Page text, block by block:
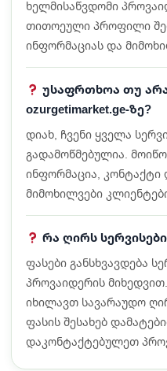
ხელმისაწვდომი
თითოეული პროფილი
ინფორმაციას და
უსაფრთხოა თუ
ozurgetimarket.ge-ზე?
დიახ, ჩვენი ყველა
გადამოწმებულია.
ინფორმაცია, კონტაქტი
მიმოხილვები
რა ღირს სერვისები
ფასები განსხვავდება
პროვაიდერის
იხილავთ სავარაუდო
ფასის შესახებ
დაკონტაქტებულეთ